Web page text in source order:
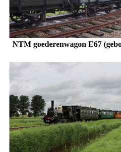
NTM goederenwagon E67